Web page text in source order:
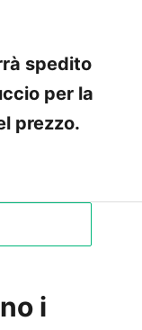
spedito
per la
prezzo.
i